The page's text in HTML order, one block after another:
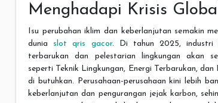
Menghadapi Krisis
Isu perubahan iklim dan keberlanjutan semakin
dunia slot qris gacor. Di tahun 2025, industri
terbarukan dan pelestarian lingkungan akan
seperti Teknik Lingkungan, Energi Terbarukan,
di butuhkan. Perusahaan-perusahaan kini lebih
keberlanjutan dan pengurangan jejak karbon,